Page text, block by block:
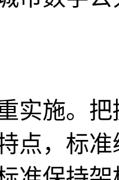
实施。
点，标